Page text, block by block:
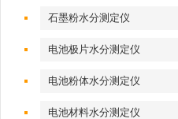
石墨粉水分测定仪
电池极片水分测定仪
电池粉体水分测定仪
电池材料水分测定仪